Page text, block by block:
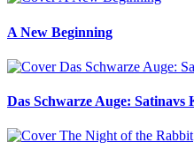
A New Beginning
Das Schwarze Auge: Satinavs